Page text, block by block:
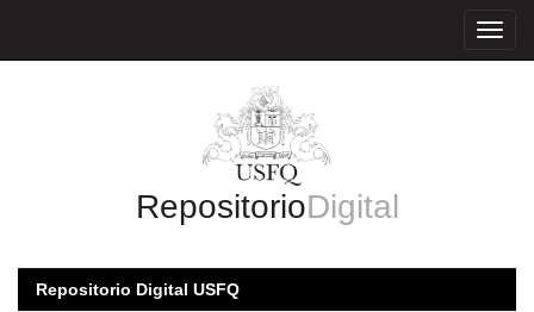
RepositorioDigital
Repositorio Digital USFQ